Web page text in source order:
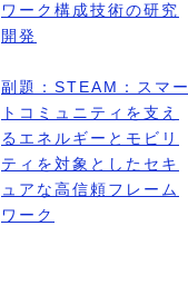
ワーク構成技術の研究
開発
副題：STEAM：スマー
トコミュニティを支え
るエネルギーとモビリ
ティを対象としたセキ
ュアな高信頼フレーム
ワーク